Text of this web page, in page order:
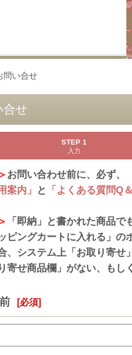
問い合せ
合せ
STEP 1
入力
お問い合わせ前に、必ず、
案内」 と 「よくある質問Q
「即納」と書かれた商品で
ピングカートに入れる」
、システム上「お取り寄せ
寄せ商品欄」がない、も
[必須]